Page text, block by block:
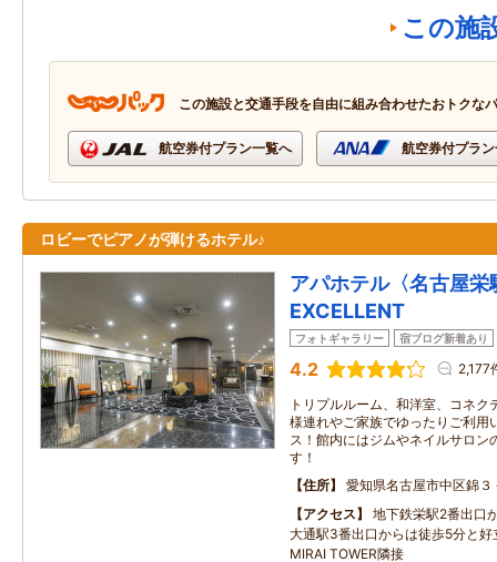
この施
この施設と交通手段を自由に組み合わせたおトクな
航空券付プラン一覧へ 航空券付プラ
ロビーでピアノが弾けるホテル♪
アパホテル〈名古屋栄
EXCELLENT
フォトギャラリー 宿ブログ新着あり
4.2 2,177
トリプルルーム、和洋室、コネ
様連れやご家族でゆったりご利用
ス！館内にはジムやネイルサロン
す！
住所
愛知県名古屋市中区錦３
アクセス
地下鉄栄駅2番出口
大通駅3番出口からは徒歩5分と好
MIRAI TOWER隣接